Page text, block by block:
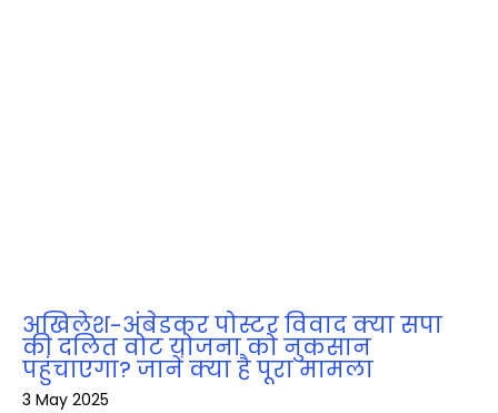
अखिलेश-अंबेडकर पोस्टर विवाद क्या सपा
की दलित वोट योजना को नुकसान
पहुंचाएगा? जानें क्या है पूरा मामला
3 May 2025